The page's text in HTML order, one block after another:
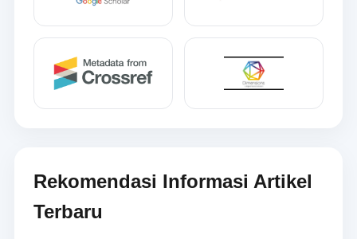
Rekomendasi Informasi Artikel
Terbaru